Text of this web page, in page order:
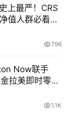
上最严！CRS
值人群必看的
796
Now联手
拉美即时零售
1.1K